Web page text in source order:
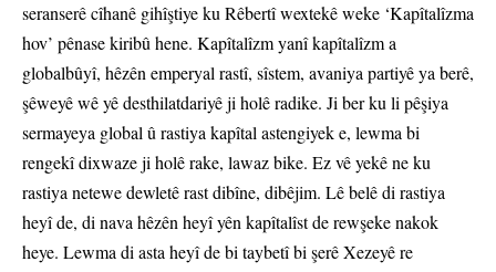
seranserê cîhanê gihîştiye ku Rêbertî wextekê weke ‘Kapîtalîzma
hov’ pênase kiribû hene. Kapîtalîzm yanî kapîtalîzm a
globalbûyî, hêzên emperyal rastî, sîstem, avaniya partiyê ya berê,
şêweyê wê yê desthilatdariyê ji holê radike. Ji ber ku li pêşiya
sermayeya global û rastiya kapîtal astengiyek e, lewma bi
rengekî dixwaze ji holê rake, lawaz bike. Ez vê yekê ne ku
rastiya netewe dewletê rast dibîne, dibêjim. Lê belê di rastiya
heyî de, di nava hêzên heyî yên kapîtalîst de rewşeke nakok
heye. Lewma di asta heyî de bi taybetî bi şerê Xezeyê re